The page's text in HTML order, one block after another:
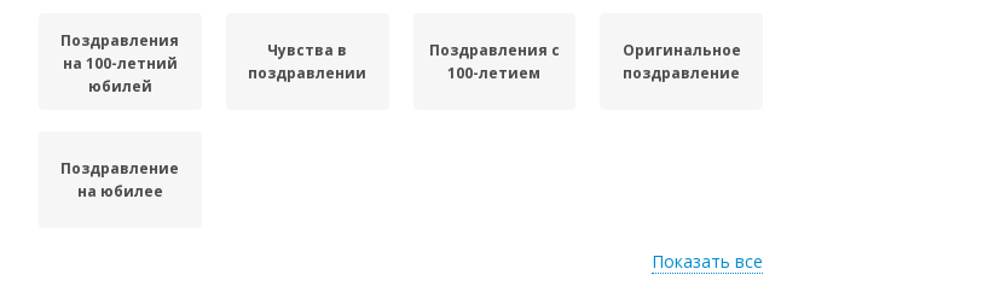
Поздравления
на 100-летний
юбилей
Чувства в
поздравлении
Поздравления с
100-летием
Оригинальное
поздравление
Поздравление
на юбилее
Показать все